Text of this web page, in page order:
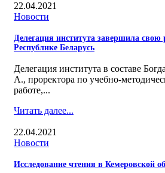
22.04.2021
Новости
Делегация института завершила свою
Республике Беларусь
Делегация института в составе
А., проректора по учебно-
работе,...
Читать далее...
22.04.2021
Новости
Исследование чтения в Кемеровской